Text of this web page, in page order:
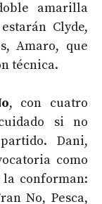
amarilla
Clyde,
Amaro, que
técnica.
, con cuatro
si no
Dani,
como
conforman:
No, Pesca,